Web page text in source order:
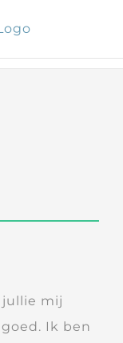
jullie mij
Ik ben